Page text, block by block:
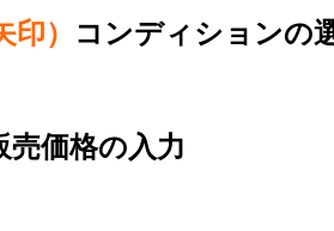
印） コンディションの
売価格の入力